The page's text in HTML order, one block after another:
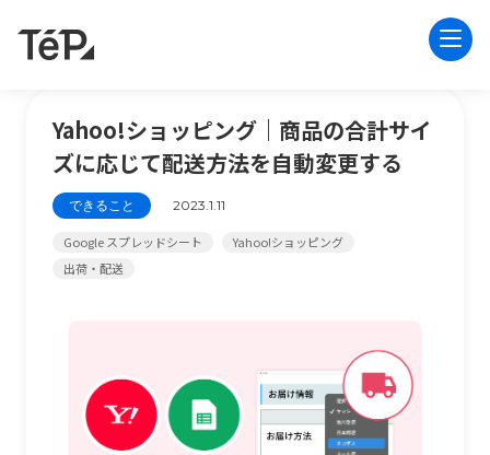
Yahoo!ショッピング｜商品の合計サイ
ズに応じて配送方法を自動変更する
できること 2023.1.11
Google スプレッドシート
Yahoo!ショッピング
出荷・配送